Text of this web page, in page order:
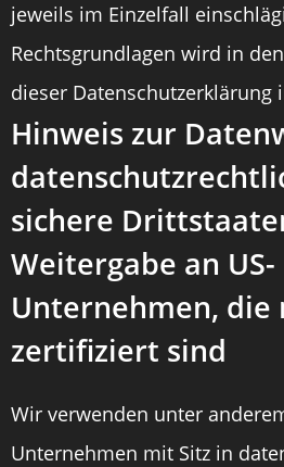
jeweils im Einzelfall
Rechtsgrundlagen wird in
dieser Datenschutzerklärung
Hinweis zur
sichere
Weitergabe an US-
Unternehmen, die
zertifiziert sind
Wir verwenden unter
Unternehmen mit Sitz in